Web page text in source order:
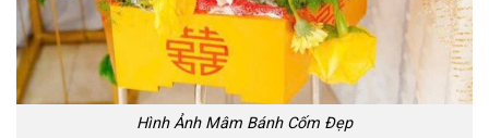
Hình Ảnh Mâm Bánh Cốm Đẹp